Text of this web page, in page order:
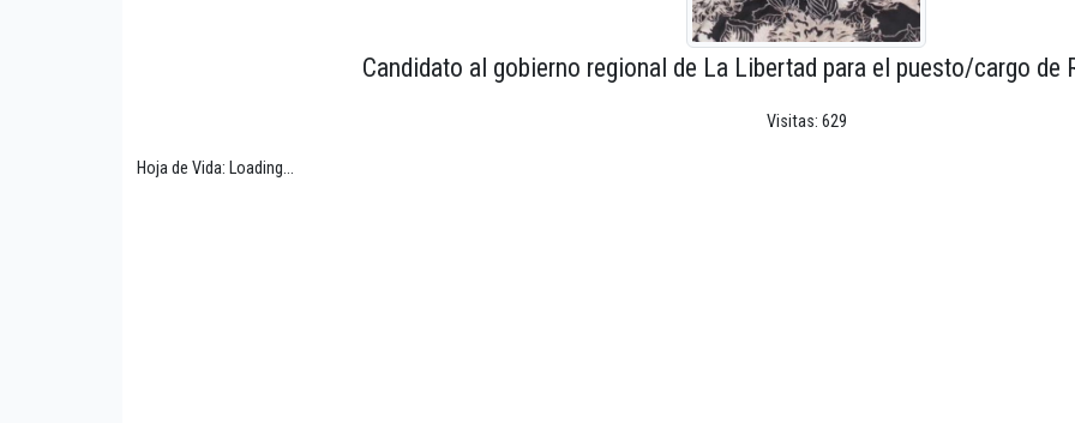
Candidato al gobierno regional de La Libertad para el puesto/cargo de
Visitas: 629
Hoja de Vida: Loading...